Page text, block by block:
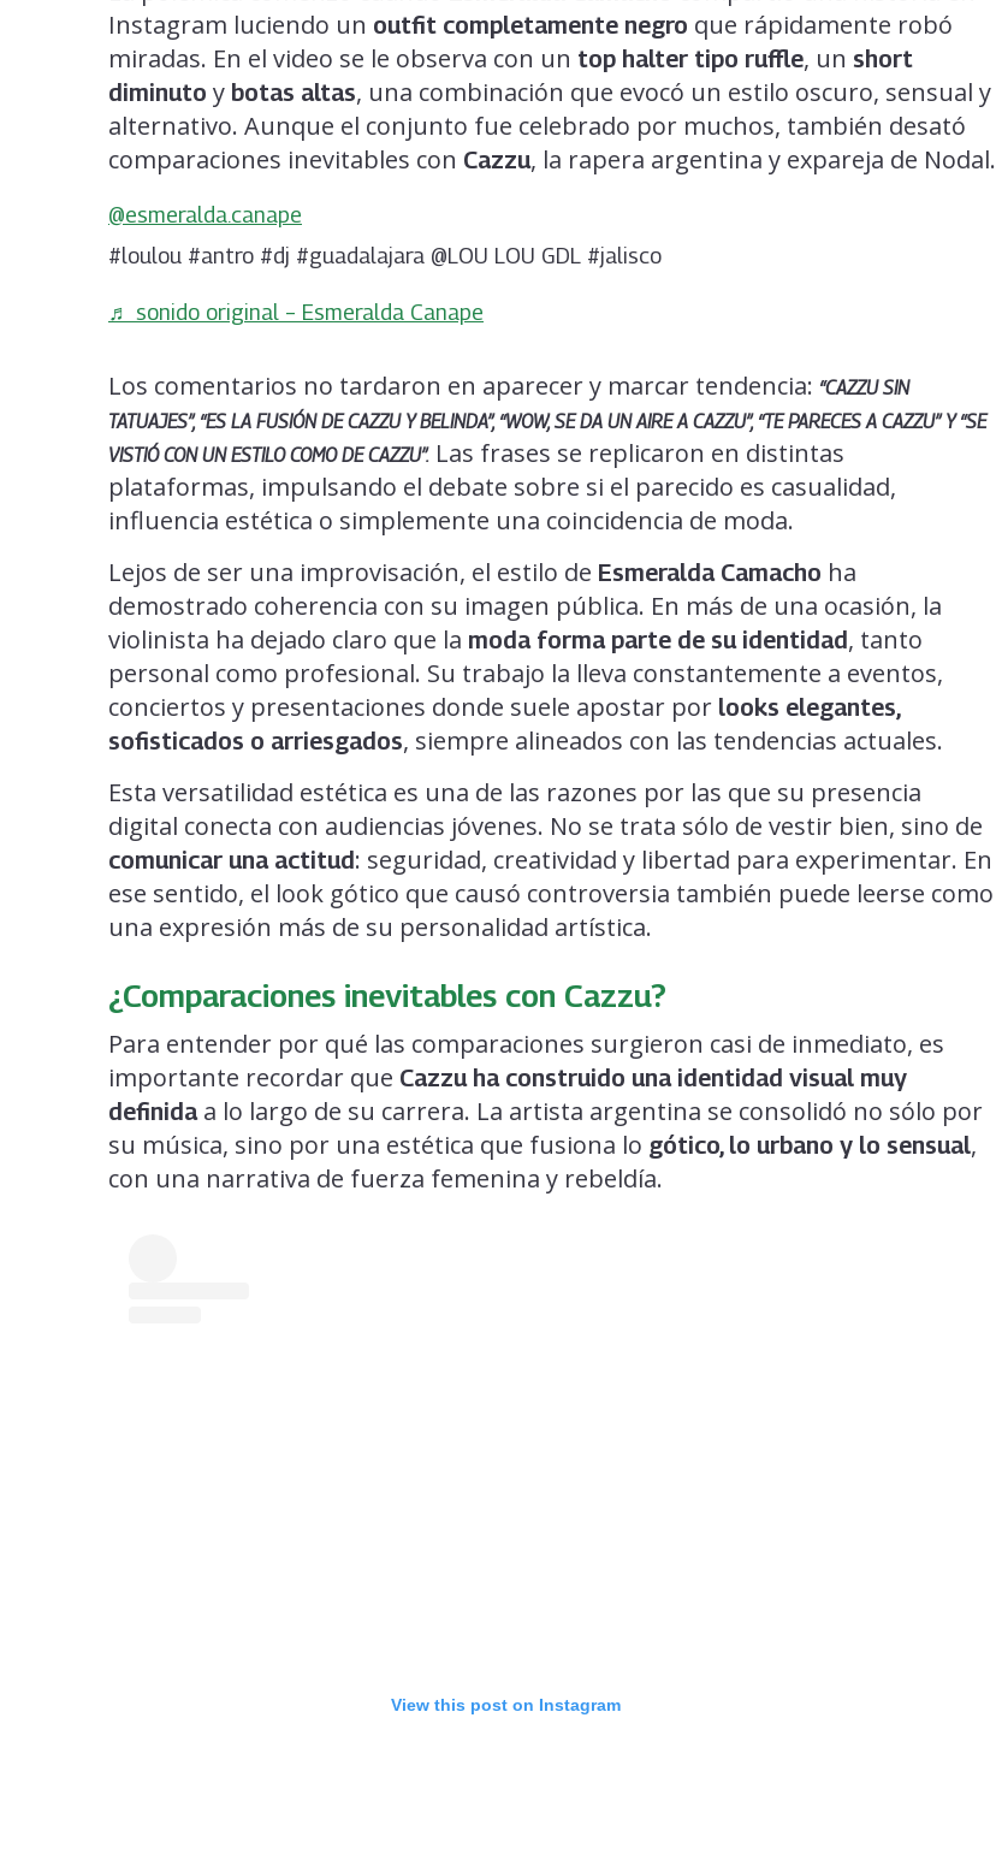
Instagram luciendo un outfit completamente negro que rápidamente robó
miradas. En el video se le observa con un top halter tipo ruffle, un short
diminuto y botas altas, una combinación que evocó un estilo oscuro, sensual y
alternativo. Aunque el conjunto fue celebrado por muchos, también desató
comparaciones inevitables con Cazzu, la rapera argentina y expareja de Nodal.
@esmeralda.canape
#loulou #antro #dj #guadalajara @LOU LOU GDL #jalisco
♬ sonido original – Esmeralda Canape
Los comentarios no tardaron en aparecer y marcar tendencia: “CAZZU SIN
TATUAJES”, “ES LA FUSIÓN DE CAZZU Y BELINDA”, “WOW, SE DA UN AIRE A CAZZU”, “TE PARECES A CAZZU” Y “SE
VISTIÓ CON UN ESTILO COMO DE CAZZU”. Las frases se replicaron en distintas
plataformas, impulsando el debate sobre si el parecido es casualidad,
influencia estética o simplemente una coincidencia de moda.
Lejos de ser una improvisación, el estilo de Esmeralda Camacho ha
demostrado coherencia con su imagen pública. En más de una ocasión, la
violinista ha dejado claro que la moda forma parte de su identidad, tanto
personal como profesional. Su trabajo la lleva constantemente a eventos,
conciertos y presentaciones donde suele apostar por looks elegantes,
sofisticados o arriesgados, siempre alineados con las tendencias actuales.
Esta versatilidad estética es una de las razones por las que su presencia
digital conecta con audiencias jóvenes. No se trata sólo de vestir bien, sino de
comunicar una actitud: seguridad, creatividad y libertad para experimentar. En
ese sentido, el look gótico que causó controversia también puede leerse como
una expresión más de su personalidad artística.
¿Comparaciones inevitables con Cazzu?
Para entender por qué las comparaciones surgieron casi de inmediato, es
importante recordar que Cazzu ha construido una identidad visual muy
definidaa lo largo de su carrera. La artista argentina se consolidó no sólo por
su música, sino por una estética que fusiona lo gótico, lo urbano y lo sensual,
con una narrativa de fuerza femenina y rebeldía.
View this post on Instagram